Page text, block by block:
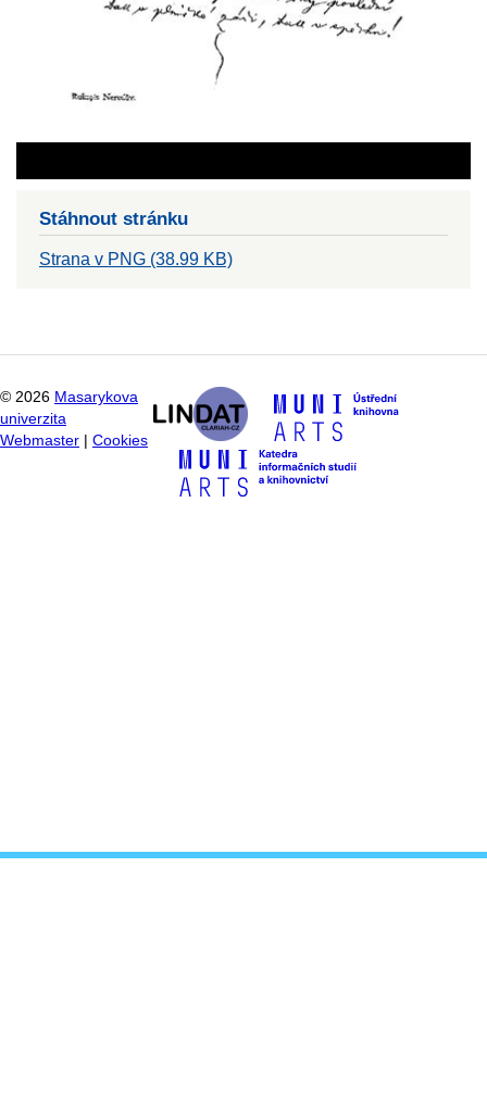
Stáhnout stránku
Strana v PNG (38.99 KB)
© 2026 Masarykova
univerzita
Webmaster
Cookies